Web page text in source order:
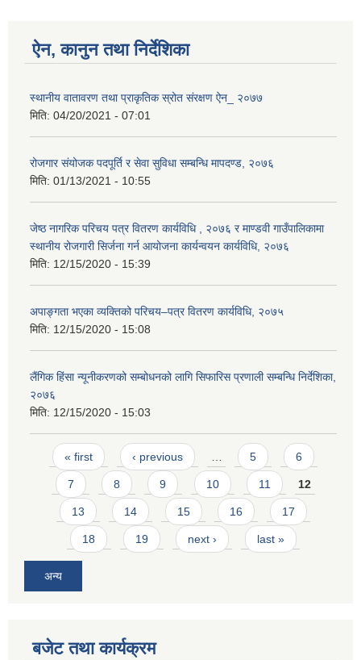
ऐन, कानुन तथा निर्देशिका
स्थानीय वातावरण तथा प्राकृतिक स्रोत संरक्षण ऐन_ २०७७
मिति: 04/20/2021 - 07:01
रोजगार संयोजक पदपूर्ति र सेवा सुविधा सम्बन्धि मापदण्ड, २०७६
मिति: 01/13/2021 - 10:55
जेष्ठ नागरिक परिचय पत्र वितरण कार्यविधि , २०७६ र माण्डवी गाउँपालिकामा
स्थानीय रोजगारी सिर्जना गर्न आयोजना कार्यन्वयन कार्यविधि, २०७६
मिति: 12/15/2020 - 15:39
अपाङ्गता भएका व्यक्तिको परिचय–पत्र वितरण कार्यविधि, २०७५
मिति: 12/15/2020 - 15:08
लैंगिक हिंसा न्यूनीकरणको सम्बोधनको लागि सिफारिस प्रणाली सम्बन्धि निर्देशिका,
२०७६
मिति: 12/15/2020 - 15:03
Pages
« first ‹ previous 5 6
7 8 9 10 11 12
13 14 15 16 17
18 19 next › last »
अन्य
बजेट तथा कार्यक्रम